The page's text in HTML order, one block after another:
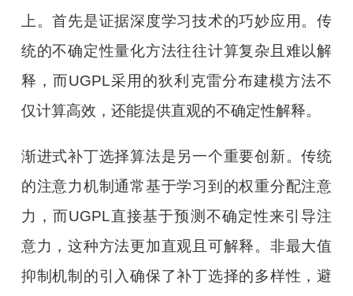
上。首先是证据深度学习技术的巧妙应用。传
统的不确定性量化方法往往计算复杂且难以解
释，而UGPL采用的狄利克雷分布建模方法不
仅计算高效，还能提供直观的不确定性解释。
渐进式补丁选择算法是另一个重要创新。传统
的注意力机制通常基于学习到的权重分配注意
力，而UGPL直接基于预测不确定性来引导注
意力，这种方法更加直观且可解释。非最大值
抑制机制的引入确保了补丁选择的多样性，避